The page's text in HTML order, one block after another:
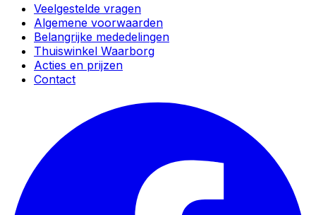
Veelgestelde vragen
Algemene voorwaarden
Belangrijke mededelingen
Thuiswinkel Waarborg
Acties en prijzen
Contact